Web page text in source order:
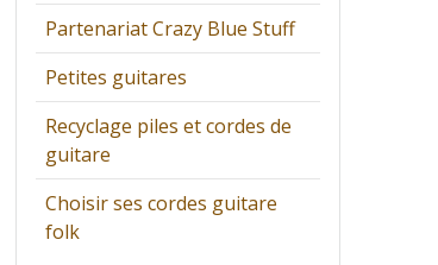
Partenariat Crazy Blue Stuff
Petites guitares
Recyclage piles et cordes de
guitare
Choisir ses cordes guitare
folk